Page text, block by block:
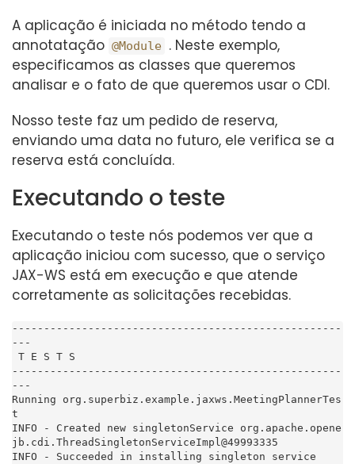
A aplicação é iniciada no método tendo a
annotatação @Module . Neste exemplo,
especificamos as classes que queremos
analisar e o fato de que queremos usar o CDI.
Nosso teste faz um pedido de reserva,
enviando uma data no futuro, ele verifica se a
reserva está concluída.
Executando o teste
Executando o teste nós podemos ver que a
aplicação iniciou com sucesso, que o serviço
JAX-WS está em execução e que atende
corretamente as solicitações recebidas.
----------------------------------------------------
---
----------------------------------------------------
---
Running org.superbiz.example.jaxws.MeetingPlannerTes
t
INFO - Created new singletonService org.apache.opene
jb.cdi.ThreadSingletonServiceImpl@49993335
INFO - Succeeded in installing singleton service